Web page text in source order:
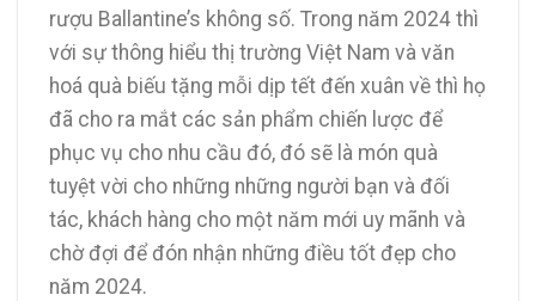
rượu Ballantine’s không số. Trong năm 2024 thì
với sự thông hiểu thị trường Việt Nam và văn
hoá quà biếu tặng mỗi dịp tết đến xuân về thì họ
đã cho ra mắt các sản phẩm chiến lược để
phục vụ cho nhu cầu đó, đó sẽ là món quà
tuyệt vời cho những những người bạn và đối
tác, khách hàng cho một năm mới uy mãnh và
chờ đợi để đón nhận những điều tốt đẹp cho
năm 2024.